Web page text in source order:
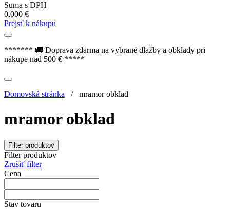
Suma s DPH
0,000 €
Prejsť k nákupu
******* 🚚 Doprava zdarma na vybrané dlažby a obklady pri
nákupe nad 500 € *****
Domovská stránka / mramor obklad
mramor obklad
Filter produktov
Filter produktov
Zrušiť filter
Cena
Stav tovaru